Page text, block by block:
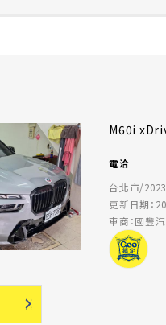
M60i
電洽
台北市/
更新日期：
車商：國豐